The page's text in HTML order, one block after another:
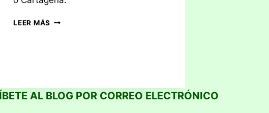
LEER MÁS RESEÑA:
AL BLOG POR CORREO ELECTRÓNICO